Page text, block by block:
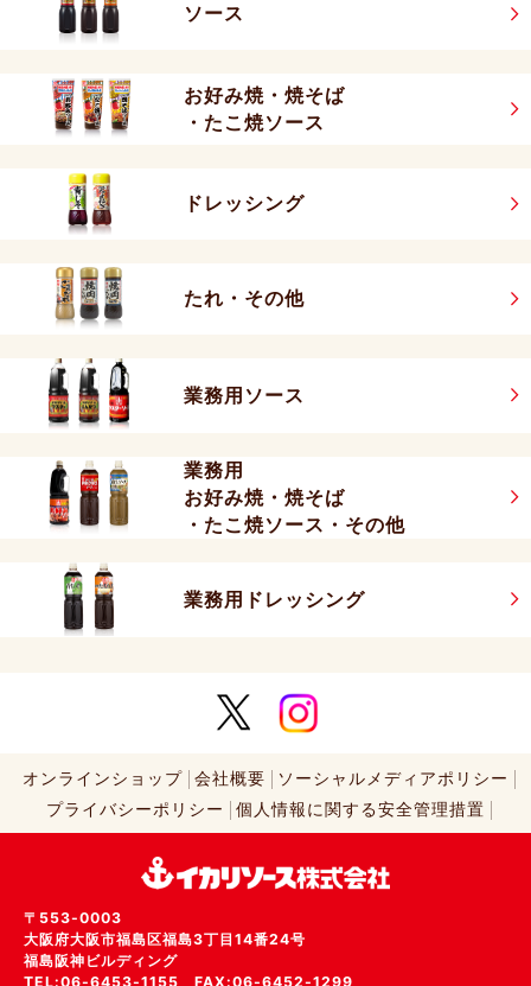
ソース
お好み焼・焼そば
・たこ焼ソース
ドレッシング
たれ・その他
業務用ソース
業務用
お好み焼・焼そば
・たこ焼ソース・その他
業務用ドレッシング
オンラインショップ 会社概要
ソーシャルメディアポリシー
プライバシーポリシー
個人情報に関する安全管理措置
〒553-0003
大阪府大阪市福島区福島3丁目14番24号
福島阪神ビルディング
TEL:06-6453-1155 FAX:06-6452-1299